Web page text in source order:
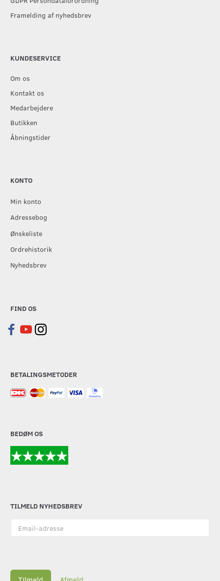
Framelding af nyhedsbrev
KUNDESERVICE
Om os
Kontakt os
Medarbejdere
Butikken
Åbningstider
KONTO
Min konto
Adressebog
Ønskeliste
Ordrehistorik
Nyhedsbrev
FIND OS
BETALINGSMETODER
BEDØM OS
TILMELD NYHEDSBREV
adresse